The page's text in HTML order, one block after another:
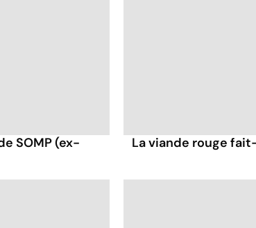
SOMP (ex-
La viande rouge